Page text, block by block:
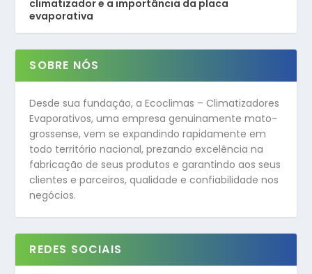
climatizador e a importância da placa
evaporativa
SOBRE NÓS
Desde sua fundação, a Ecoclimas – Climatizadores
Evaporativos, uma empresa genuinamente mato-
grossense, vem se expandindo rapidamente em
todo território nacional, prezando excelência na
fabricação de seus produtos e garantindo aos seus
clientes e parceiros, qualidade e confiabilidade nos
negócios.
REDES SOCIAIS